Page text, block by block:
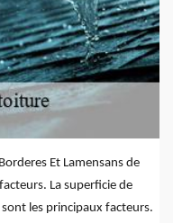
Et Lamensans de
La superficie de
les principaux facteurs.